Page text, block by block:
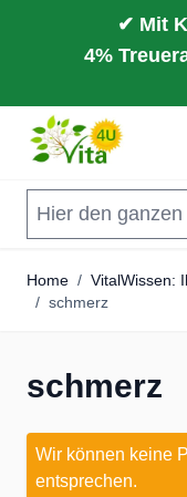
✔ Mit
4%
Direkt zum Inhalt
Home / VitalWissen:
/ schmerz
schmerz
Wir können keine
entsprechen.